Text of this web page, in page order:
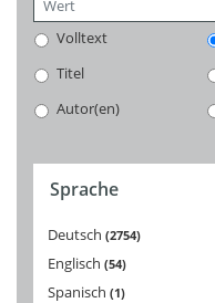
Volltext
Titel
Autor(en)
Sprache
Deutsch 2754
Englisch 54
Spanisch 1